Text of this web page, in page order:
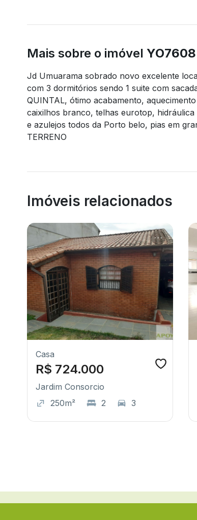
Mais sobre o imóvel YO7608
Jd Umuarama sobrado novo excelente
com 3 dormitórios sendo 1 suite com
QUINTAL, ótimo acabamento,
caixilhos branco, telhas eurotop,
e azulejos todos da Porto belo, pias em
TERRENO
Imóveis relacionados
Casa
R$ 724.000
Jardim Consorcio
250m²
2 3